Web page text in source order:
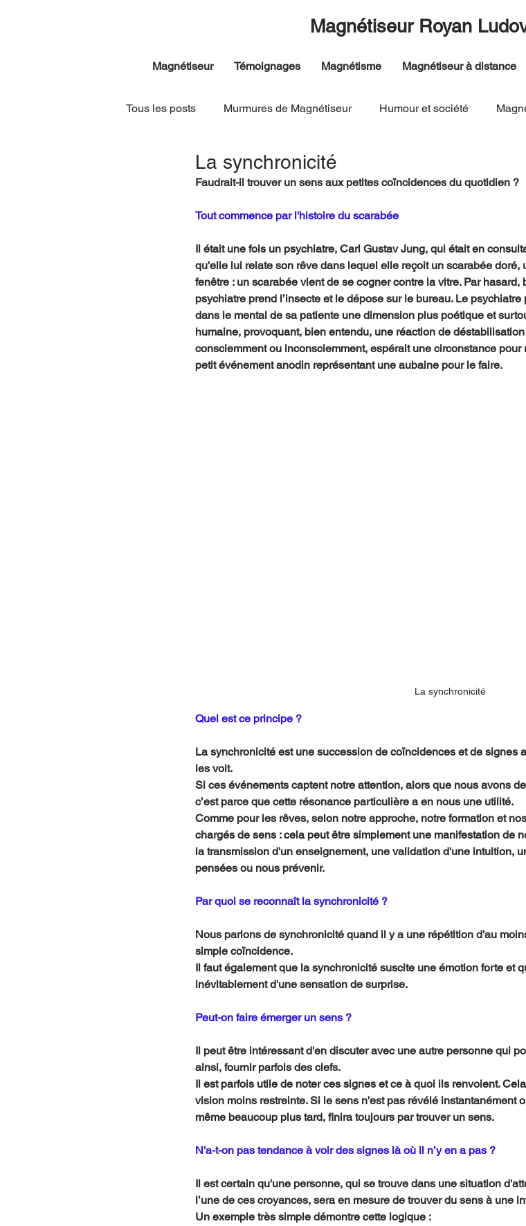
Magnétiseur Témoignages Magnétisme Magnétiseur à distance
Magnétiseur Royan
Tous les posts Murmures de Magnétiseur Humour et société
La synchronicité
Faudrait-il trouver un sens aux petites coïncidences du quotidien ?
Tout commence par l'histoire du scarabée
Il était une fois un psychiatre, Carl Gustav Jung, qui était en
qu'elle lui relate son rêve dans lequel elle reçoit un scarabée doré,
fenêtre : un scarabée vient de se cogner contre la vitre. Par
psychiatre prend l’insecte et le dépose sur le bureau. Le
dans le mental de sa patiente une dimension plus poétique et
humaine, provoquant, bien entendu, une réaction de
consciemment ou inconsciemment, espérait une circonstance
petit événement anodin représentant une aubaine pour le faire.
La synchronicité
Quel est ce principe ?
La synchronicité est une succession de coïncidences et de signes
les voit.
Si ces événements captent notre attention, alors que nous avons
c’est parce que cette résonance particulière a en nous une utilité.
Comme pour les rêves, selon notre approche, notre formation et
chargés de sens : cela peut être simplement une manifestation de
la transmission d'un enseignement, une validation d'une intuition,
pensées ou nous prévenir.
Par quoi se reconnaît la synchronicité ?
Nous parlons de synchronicité quand il y a une répétition d'au
simple coïncidence.
Il faut également que la synchronicité suscite une émotion forte et
inévitablement d'une sensation de surprise.
Peut-on faire émerger un sens ?
Il peut être intéressant d'en discuter avec une autre personne qui
ainsi, fournir parfois des clefs.
Il est parfois utile de noter ces signes et ce à quoi ils renvoient.
vision moins restreinte. Si le sens n'est pas révélé instantanément
même beaucoup plus tard, finira toujours par trouver un sens.
N'a-t-on pas tendance à voir des signes là où il n’y en a pas ?
Il est certain qu'une personne, qui se trouve dans une situation
l’une de ces croyances, sera en mesure de trouver du sens à une
Un exemple très simple démontre cette logique :